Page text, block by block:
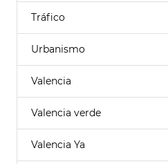
Tráfico
Urbanismo
Valencia
Valencia verde
Valencia Ya